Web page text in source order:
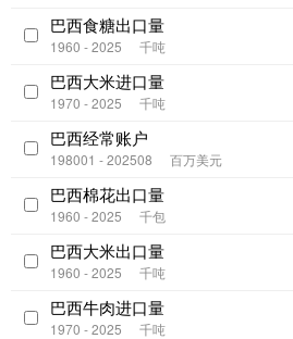
巴西食糖出口量
1960 - 2025 千吨
巴西大米进口量
1970 - 2025 千吨
巴西经常账户
198001 - 202508 百万美元
巴西棉花出口量
1960 - 2025 千包
巴西大米出口量
1960 - 2025 千吨
巴西牛肉进口量
1970 - 2025 千吨